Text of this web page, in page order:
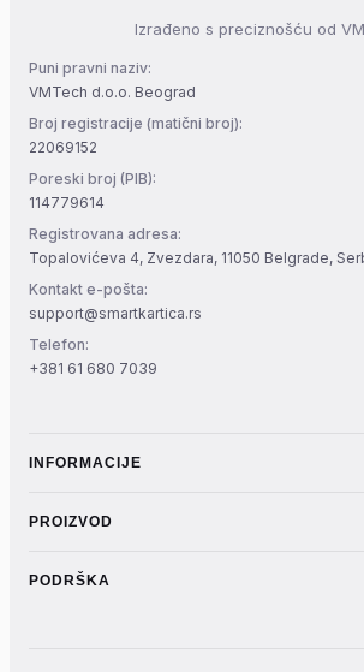
Izrađeno s preciznošću od
Puni pravni naziv:
VMTech d.o.o. Beograd
Broj registracije (matični broj):
22069152
Poreski broj (PIB):
114779614
Registrovana adresa:
Topalovićeva 4, Zvezdara, 11050 Belgrade,
Kontakt e-pošta:
support@smartkartica.rs
Telefon:
+381 61 680 7039
INFORMACIJE
PROIZVOD
PODRŠKA